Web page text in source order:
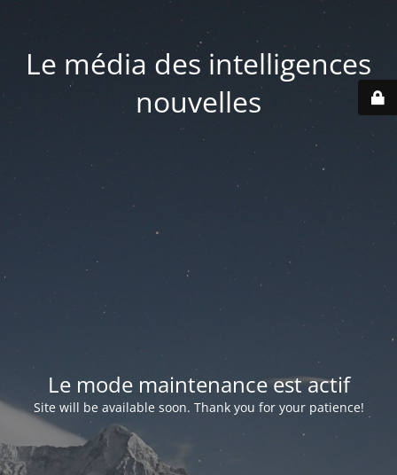
Le média des intelligences
nouvelles
Le mode maintenance est actif
Site will be available soon. Thank you for your patience!